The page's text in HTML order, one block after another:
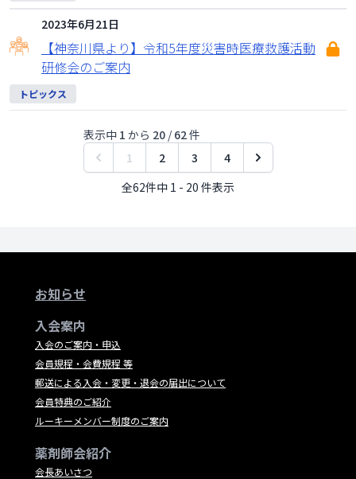
2023年6月21日
【神奈川県より】令和5年度災害時医療救護活動
研修会のご案内
トピックス
表示中 1 から 20/62件
1
2 3
4
全62件中 1 - 20 件表示
お知らせ
入会案内
入会のご案内・申込
会員規程・会費規程 等
郵送による入会・変更・退会の届出について
会員特典のご紹介
ルーキーメンバー制度のご案内
薬剤師会紹介
会長あいさつ